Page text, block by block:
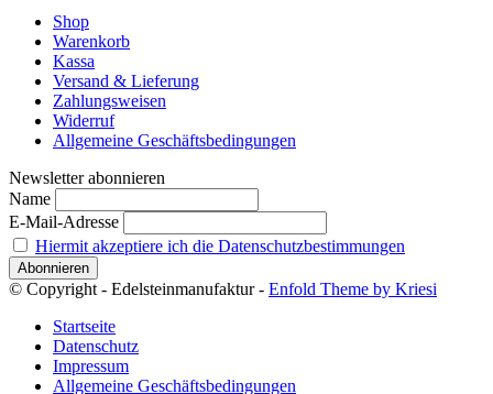
Shop
Warenkorb
Kassa
Versand & Lieferung
Zahlungsweisen
Widerruf
Allgemeine Geschäftsbedingungen
Newsletter abonnieren
Name
E-Mail-Adresse
Hiermit akzeptiere ich die Datenschutzbestimmungen
© Copyright - Edelsteinmanufaktur - Enfold Theme by Kriesi
Startseite
Datenschutz
Impressum
Allgemeine Geschäftsbedingungen